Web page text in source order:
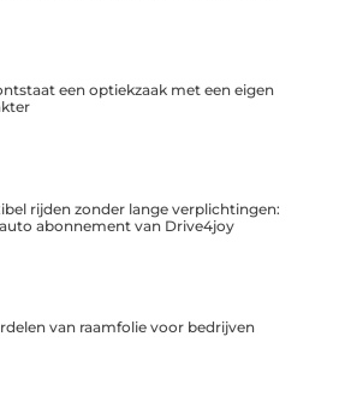
een optiekzaak met een eigen
rijden zonder lange verplichtingen:
abonnement van Drive4joy
van raamfolie voor bedrijven